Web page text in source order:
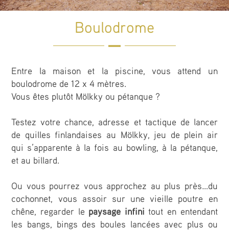
Boulodrome
Entre la maison et la piscine, vous attend un
boulodrome de 12 x 4 mètres.
Vous êtes plutôt Mölkky ou pétanque ?
Testez votre chance, adresse et tactique de lancer
de quilles finlandaises au Mölkky, jeu de plein air
qui s’apparente à la fois au bowling, à la pétanque,
et au billard.
Ou vous pourrez vous approchez au plus près…du
cochonnet, vous assoir sur une vieille poutre en
chêne, regarder le paysage infini tout en entendant
les bangs, bings des boules lancées avec plus ou